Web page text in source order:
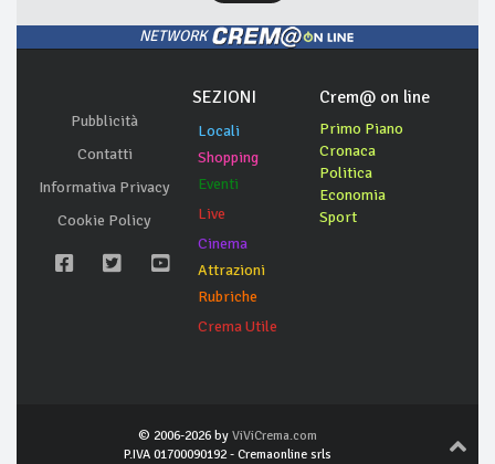
NETWORK
Pubblicità
Contatti
Informativa Privacy
Cookie Policy
SEZIONI
Locali
Shopping
Eventi
Live
Cinema
Attrazioni
Rubriche
Crema Utile
Crem@ on line
Primo Piano
Cronaca
Politica
Economia
Sport
© 2006-2026 by ViViCrema.com
P.IVA 01700090192 - Cremaonline srls